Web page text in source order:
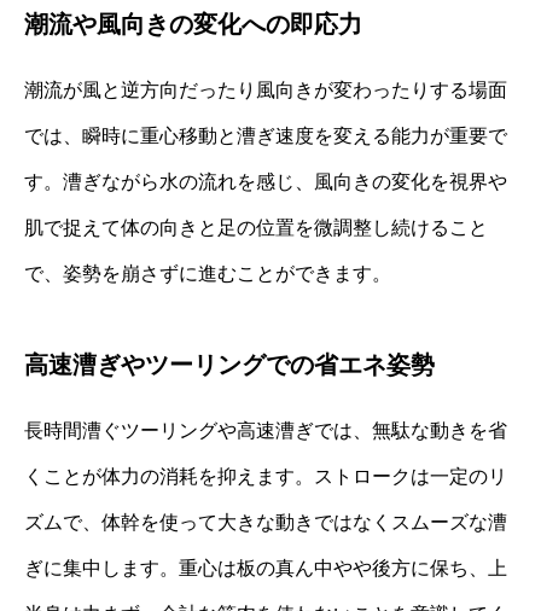
潮流や風向きの変化への即応力
潮流が風と逆方向だったり風向きが変わったりする場面
では、瞬時に重心移動と漕ぎ速度を変える能力が重要で
す。漕ぎながら水の流れを感じ、風向きの変化を視界や
肌で捉えて体の向きと足の位置を微調整し続けること
で、姿勢を崩さずに進むことができます。
高速漕ぎやツーリングでの省エネ姿勢
長時間漕ぐツーリングや高速漕ぎでは、無駄な動きを省
くことが体力の消耗を抑えます。ストロークは一定のリ
ズムで、体幹を使って大きな動きではなくスムーズな漕
ぎに集中します。重心は板の真ん中やや後方に保ち、上